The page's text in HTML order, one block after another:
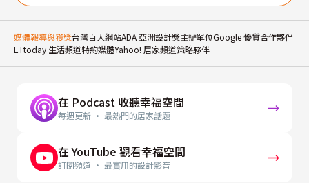
媒體報導與獲獎台灣百大網站ADA 亞洲設計獎主辦單位Google 優質合作夥伴
ETtoday 生活頻道特約媒體Yahoo! 居家頻道策略夥伴
在 Podcast 收聽幸福空間
每週更新 · 最熱門的居家話題
在 YouTube 觀看幸福空間
訂閱頻道 · 最實用的設計影音